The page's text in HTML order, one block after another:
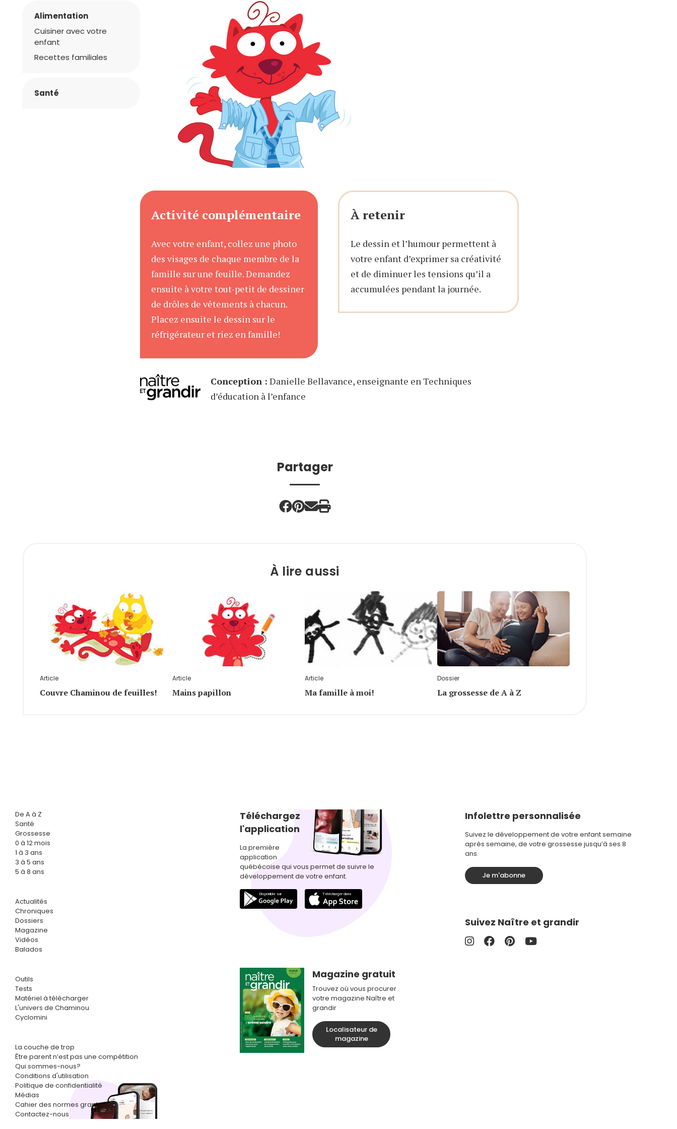
Activité complémentaire
Avec votre enfant, collez une photo
des visages de chaque membre de la
famille sur une feuille. Demandez
ensuite à votre tout-petit de dessiner
de drôles de vêtements à chacun.
Placez ensuite le dessin sur le
réfrigérateur et riez en famille!
À retenir
Le dessin et l’humour permettent à
votre enfant d’exprimer sa créativité
et de diminuer les tensions qu’il a
accumulées pendant la journée.
Conception : Danielle Bellavance, enseignante en Techniques
d’éducation à l’enfance
Partager
À lire aussi
Article
Couvre Chaminou de feuilles!
Article
Mains papillon
Article
Ma famille à moi!
Dossier
La grossesse de A à Z
Alimentation
Cuisiner avec votre
enfant
Recettes familiales
Santé
De A à Z
Santé
Grossesse
0 à 12 mois
1 à 3 ans
3 à 5 ans
5 à 8 ans
Actualités
Chroniques
Dossiers
Magazine
Vidéos
Balados
Outils
Tests
Matériel à télécharger
L'univers de Chaminou
Cyclomini
La couche de trop
Être parent n’est pas une compétition
Qui sommes-nous?
Conditions d'utilisation
Politique de confidentialité
Médias
Cahier des normes graphiques
Contactez-nous
Téléchargez
l'application
La première
application
québécoise qui vous permet de suivre le
développement de votre enfant.
Magazine gratuit
Trouvez où vous procurer
votre magazine Naître et
grandir
Localisateur de
magazine
Infolettre personnalisée
Suivez le développement de votre enfant semaine
après semaine, de votre grossesse jusqu’à ses 8
ans.
Je m'abonne
Suivez Naître et grandir